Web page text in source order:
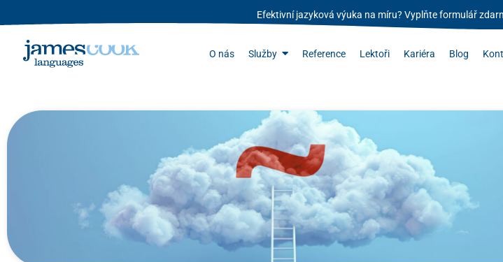
Efektivní jazyková výuka na míru? Vyplňte formulář
O nás Služby Reference Lektoři Kariéra Blog